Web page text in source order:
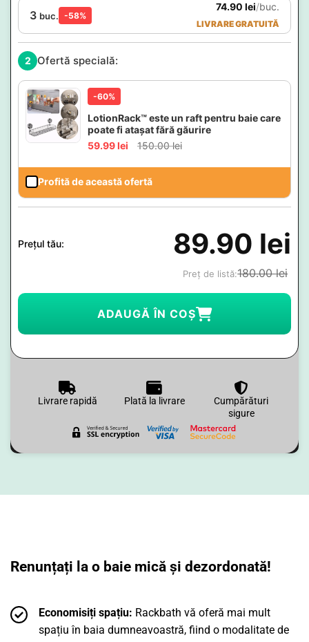
3 buc. -58%
74.90 lei/buc.
LIVRARE GRATUITĂ
2 Ofertă specială:
-60%
LotionRack™ este un raft pentru baie care
poate fi atașat fără găurire
59.99lei 150.00lei
Profită de această ofertă
Prețul tău: 89.90 lei
Preț de listă:180.00lei
ADAUGĂ ÎN COȘ
Livrare rapidă Plată la livrare
Cumpărături
sigure
Renunțați la o baie mică și dezordonată!
Economisiți spațiu: Rackbath vă oferă mai mult
spațiu în baia dumneavoastră, fiind o modalitate de